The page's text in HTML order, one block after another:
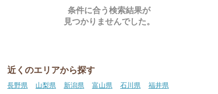
条件に合う検索結果が
見つかりませんでした。
近くのエリアから探す
長野県 山梨県 新潟県 富山県 石川県 福井県